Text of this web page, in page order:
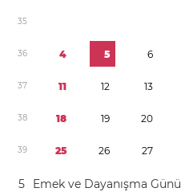
35
36 4 5 6
37 11 12 13
38 18 19 20
39 25 26 27
5 Emek ve Dayanışma Günü